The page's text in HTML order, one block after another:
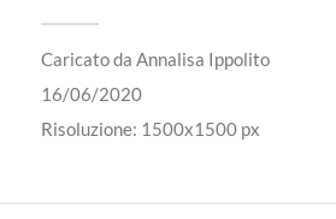
Caricato da Annalisa Ippolito
16/06/2020
Risoluzione: 1500x1500 px